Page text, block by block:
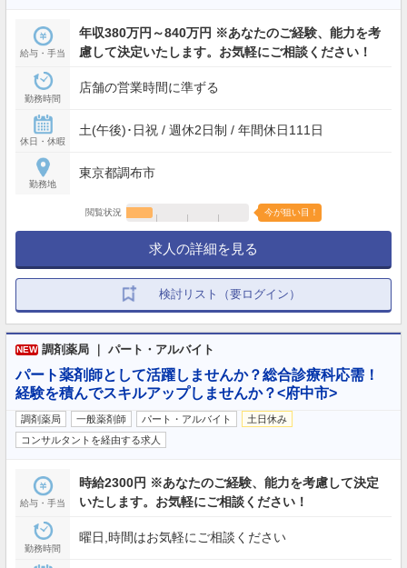
給与・手当
年収380万円～840万円 ※あなたのご経験、能力を考
慮して決定いたします。お気軽にご相談ください！
勤務時間
店舗の営業時間に準ずる
休日・休暇
土(午後)･日祝 / 週休2日制 / 年間休日111日
勤務地
東京都調布市
閲覧状況 今が狙い目！
求人の詳細を見る
検討リスト（要ログイン）
NEW 調剤薬局 ｜ パート・アルバイト
パート薬剤師として活躍しませんか？総合診療科応需！
経験を積んでスキルアップしませんか？<府中市>
調剤薬局 一般薬剤師 パート・アルバイト
土日休み
コンサルタントを経由する求人
給与・手当
時給2300円 ※あなたのご経験、能力を考慮して決定
いたします。お気軽にご相談ください！
勤務時間
曜日,時間はお気軽にご相談ください